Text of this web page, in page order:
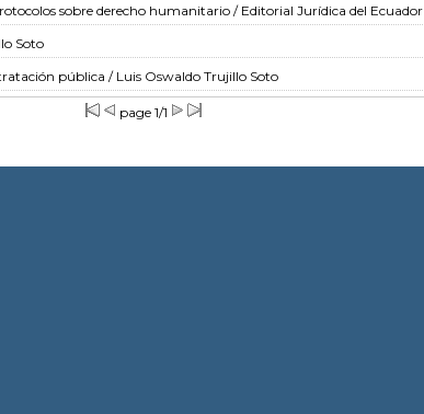
sobre derecho humanitario/ Editorial Jurídica del Ecuador
Soto
pública / Luis Oswaldo Trujillo Soto
page 1/1